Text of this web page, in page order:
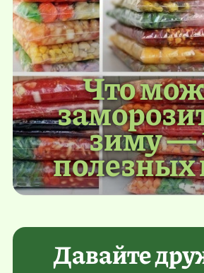
Что
зиму —
полезных
Давайте